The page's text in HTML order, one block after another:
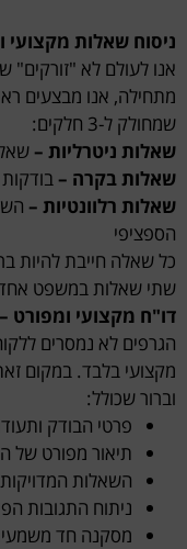
ניסוח שאלות מקצועי
אנו לעולם לא
מתחילה, אנו מבצעים
שמחולק ל-3 חלקים:
שאלות ניטרליות –
שאלות בקרה –
שאלות רלוונטיות –
הספציפי
כל שאלה חייבת להיות
שתי שאלות במשפט אחד
דו"ח מקצועי ומפורט
הגרפים לא נמסרים
מקצועי בלבד. במקום
וברור שכולל:
פרטי הבודק
תיאור מפורט של
השאלות
ניתוח התגובות
מסקנה חד